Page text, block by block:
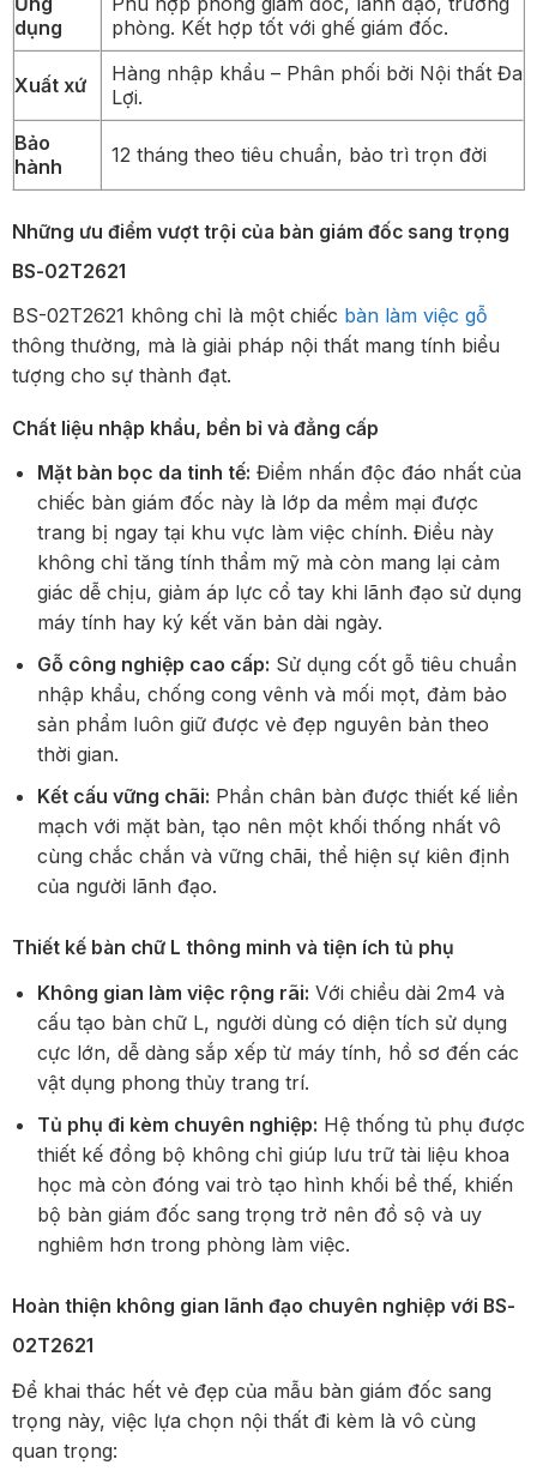
dụng
phòng. Kết hợp tốt với ghế giám đốc.
Xuất xứ
Hàng nhập khẩu – Phân phối bởi Nội thất Đa
Lợi.
Bảo
hành
12 tháng theo tiêu chuẩn, bảo trì trọn đời
Những ưu điểm vượt trội của bàn giám đốc sang trọng
BS-02T2621
BS-02T2621 không chỉ là một chiếc bàn làm việc gỗ
thông thường, mà là giải pháp nội thất mang tính biểu
tượng cho sự thành đạt.
Chất liệu nhập khẩu, bền bỉ và đẳng cấp
Mặt bàn bọc da tinh tế: Điểm nhấn độc đáo nhất của
chiếc bàn giám đốc này là lớp da mềm mại được
trang bị ngay tại khu vực làm việc chính. Điều này
không chỉ tăng tính thẩm mỹ mà còn mang lại cảm
giác dễ chịu, giảm áp lực cổ tay khi lãnh đạo sử dụng
máy tính hay ký kết văn bản dài ngày.
Gỗ công nghiệp cao cấp: Sử dụng cốt gỗ tiêu chuẩn
nhập khẩu, chống cong vênh và mối mọt, đảm bảo
sản phẩm luôn giữ được vẻ đẹp nguyên bản theo
thời gian.
Kết cấu vững chãi: Phần chân bàn được thiết kế liền
mạch với mặt bàn, tạo nên một khối thống nhất vô
cùng chắc chắn và vững chãi, thể hiện sự kiên định
của người lãnh đạo.
Thiết kế bàn chữ L thông minh và tiện ích tủ phụ
Không gian làm việc rộng rãi: Với chiều dài 2m4 và
cấu tạo bàn chữ L, người dùng có diện tích sử dụng
cực lớn, dễ dàng sắp xếp từ máy tính, hồ sơ đến các
vật dụng phong thủy trang trí.
Tủ phụ đi kèm chuyên nghiệp: Hệ thống tủ phụ được
thiết kế đồng bộ không chỉ giúp lưu trữ tài liệu khoa
học mà còn đóng vai trò tạo hình khối bề thế, khiến
bộ bàn giám đốc sang trọng trở nên đồ sộ và uy
nghiêm hơn trong phòng làm việc.
Hoàn thiện không gian lãnh đạo chuyên nghiệp với BS-
02T2621
Để khai thác hết vẻ đẹp của mẫu bàn giám đốc sang
trọng này, việc lựa chọn nội thất đi kèm là vô cùng
quan trọng: